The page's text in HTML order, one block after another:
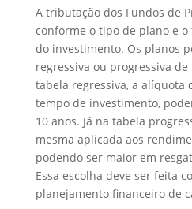
A tributação dos Fundos de
conforme o tipo de plano e
do investimento. Os planos
regressiva ou progressiva
tabela regressiva, a alíquota
tempo de investimento,
10 anos. Já na tabela
mesma aplicada aos
podendo ser maior em
Essa escolha deve ser feita
planejamento financeiro de